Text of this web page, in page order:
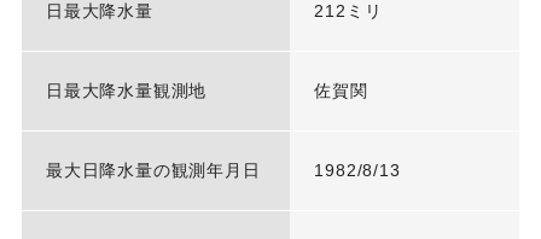
日最大降水量 212ミリ
日最大降水量観測地 佐賀関
最大日降水量の観測年月日 1982/8/13